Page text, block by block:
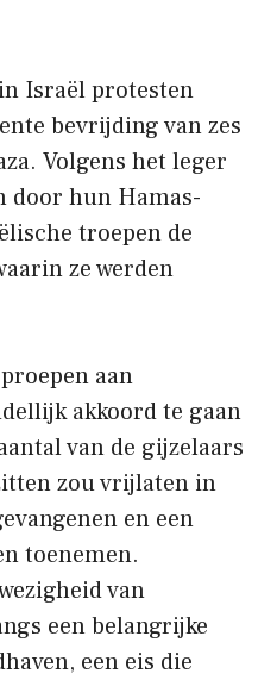
Israël protesten
bevrijding van zes
Volgens het leger
door hun Hamas-
troepen de
ze werden
aan
akkoord te gaan
van de gijzelaars
zou vrijlaten in
en een
toenemen.
van
een belangrijke
een eis die